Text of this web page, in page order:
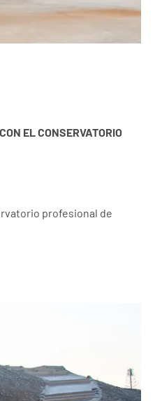
EL CONSERVATORIO
profesional de